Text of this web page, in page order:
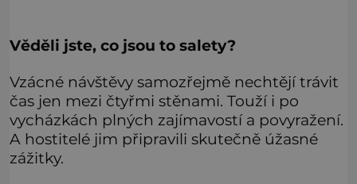
Věděli jste, co jsou to salety?
Vzácné návštěvy samozřejmě nechtějí trávit
čas jen mezi čtyřmi stěnami. Touží i po
vycházkách plných zajímavostí a povyražení.
A hostitelé jim připravili skutečně úžasné
zážitky.